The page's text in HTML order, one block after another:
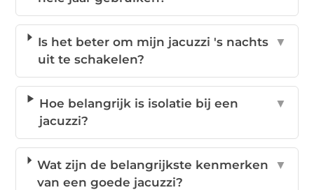
Is het beter om mijn jacuzzi 's nachts
uit te schakelen?
▼
Hoe belangrijk is isolatie bij een
jacuzzi?
▼
Wat zijn de belangrijkste kenmerken
van een goede jacuzzi?
▼